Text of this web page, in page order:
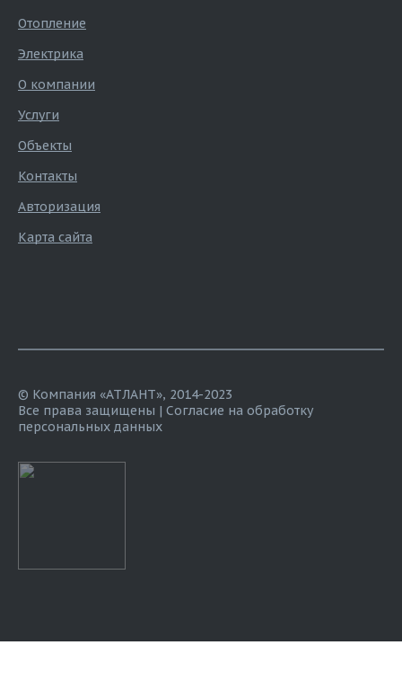
Отопление
Электрика
О компании
Услуги
Объекты
Контакты
Авторизация
Карта сайта
© Компания «АТЛАНТ», 2014-2023
Все права защищены | Согласие на обработку
персональных данных